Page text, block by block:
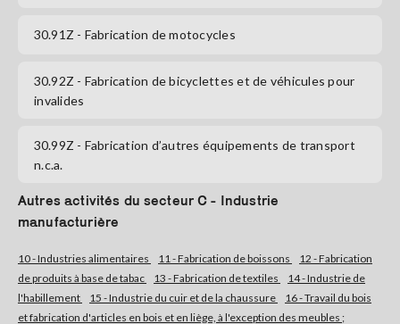
30.91Z - Fabrication de motocycles
30.92Z - Fabrication de bicyclettes et de véhicules pour
invalides
30.99Z - Fabrication d’autres équipements de transport
n.c.a.
Autres activités du secteur C - Industrie
manufacturière
10 - Industries alimentaires 11 - Fabrication de boissons
12 - Fabrication
de produits à base de tabac
13 - Fabrication de textiles
14 - Industrie de
l'habillement
15 - Industrie du cuir et de la chaussure
16 - Travail du bois
et fabrication d'articles en bois et en liège, à l'exception des meubles ;